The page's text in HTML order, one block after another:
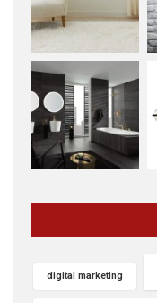
digital marketing